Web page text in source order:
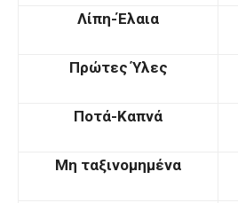
Λίπη-Έλαια
Πρώτες Ύλες
Ποτά-Καπνά
Μη ταξινομημένα